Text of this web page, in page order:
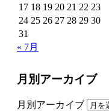
17 18 19 20 21 22 23
24 25 26 27 28 29 30
31
« 7月
月別アーカイブ
月別アーカイブ